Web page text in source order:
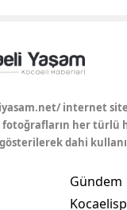
internet
fotoğrafların her türlü
dahi
Gündem